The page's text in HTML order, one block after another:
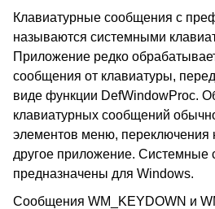
Клавиатурные сообщения с
называются системными
Приложение редко
сообщения от клавиатуры,
виде функции DefWindowProc.
клавиатурных сообщений
элементов меню, переключения
другое приложение. Системные
предназначены для Windows.
Сообщения WM_KEYDOWN и